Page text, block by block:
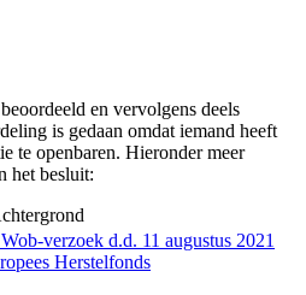
en vervolgens deels
is gedaan omdat iemand heeft
te openbaren. Hieronder meer
het besluit:
verzoek d.d. 11 augustus 2021
Herstelfonds